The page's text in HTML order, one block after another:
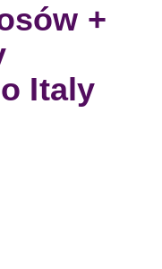
+
Italy